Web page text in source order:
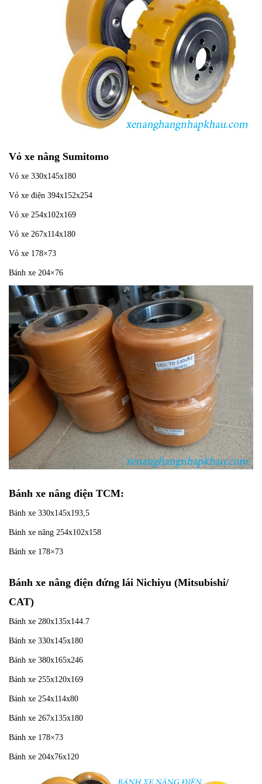
Vỏ xe nâng Sumitomo
Vỏ xe 330x145x180
Vỏ xe điện 394x152x254
Vỏ xe 254x102x169
Vỏ xe 267x114x180
Vỏ xe 178×73
Bánh xe 204×76
Bánh xe nâng điện TCM:
Bánh xe 330x145x193,5
Bánh xe nâng 254x102x158
Bánh xe 178×73
Bánh xe nâng điện đứng lái Nichiyu (Mitsubishi/
CAT)
Bánh xe 280x135x144.7
Bánh xe 330x145x180
Bánh xe 380x165x246
Bánh xe 255x120x169
Bánh xe 254x114x80
Bánh xe 267x135x180
Bánh xe 178×73
Bánh xe 204x76x120